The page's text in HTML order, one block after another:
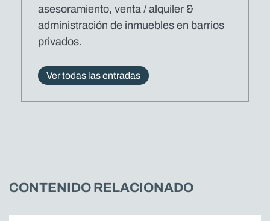
asesoramiento, venta / alquiler &
administración de inmuebles en barrios
privados.
Ver todas las entradas
CONTENIDO RELACIONADO